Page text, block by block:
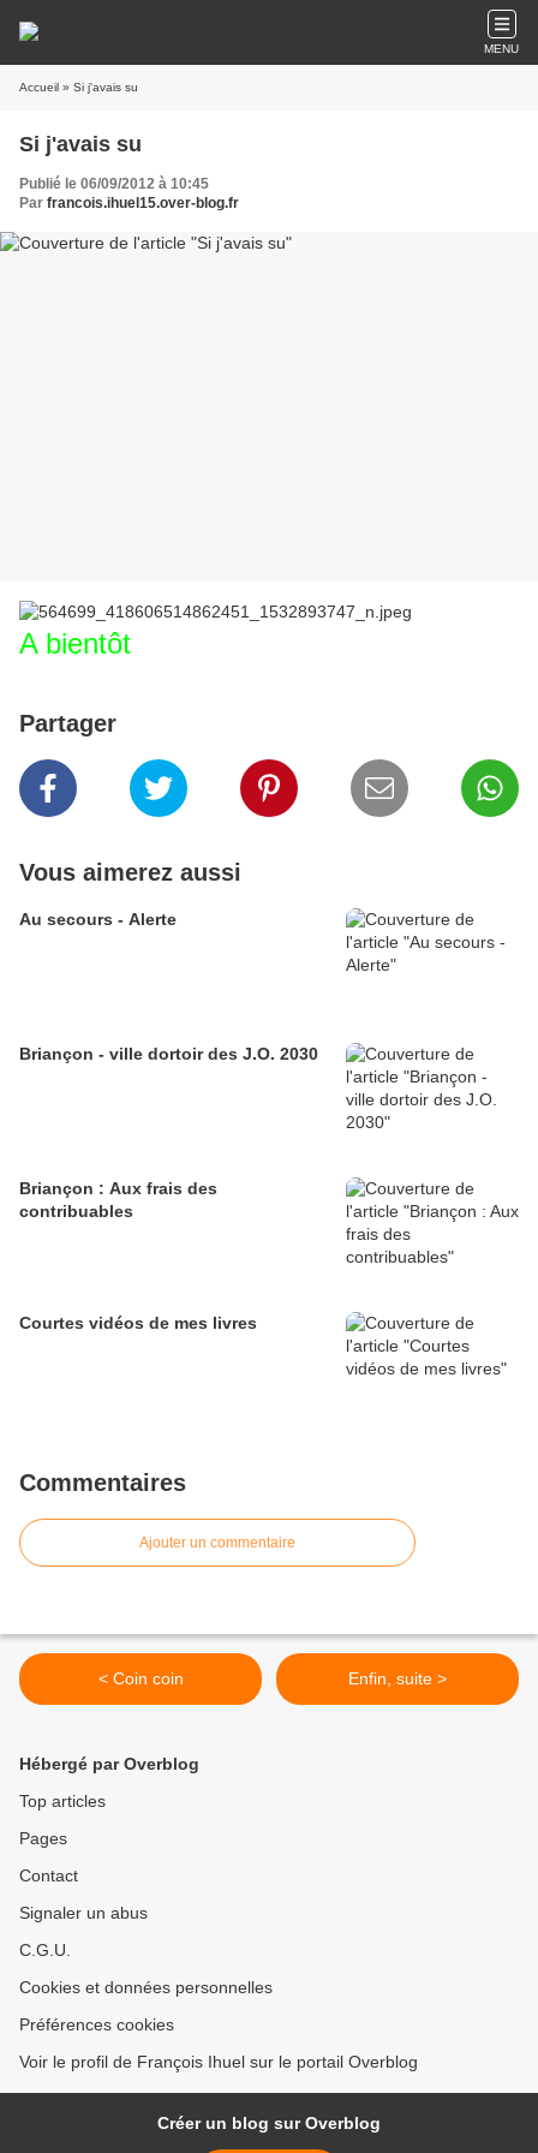
MENU
Accueil » Si j'avais su
Si j'avais su
Publié le 06/09/2012 à 10:45
Par francois.ihuel15.over-blog.fr
A bientôt
Partager
Vous aimerez aussi
Au secours - Alerte
Briançon - ville dortoir des J.O. 2030
Briançon : Aux frais des
contribuables
Courtes vidéos de mes livres
Commentaires
Ajouter un commentaire
< Coin coin Enfin, suite >
Hébergé par Overblog
Top articles
Pages
Contact
Signaler un abus
C.G.U.
Cookies et données personnelles
Préférences cookies
Voir le profil de François Ihuel sur le portail Overblog
Créer un blog sur Overblog